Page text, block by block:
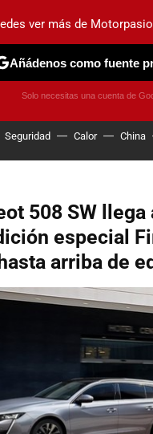
COCHES ELÉCTRICOS
DE
Seguridad Calor China
508 SW llega
especial
arriba de
ver más de
Añádenos como fuente
Solo necesitas una cuenta de